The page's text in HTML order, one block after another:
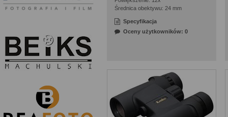
Średnica obektywu: 24 mm
Specyfikacja
Oceny użytkowników: 0